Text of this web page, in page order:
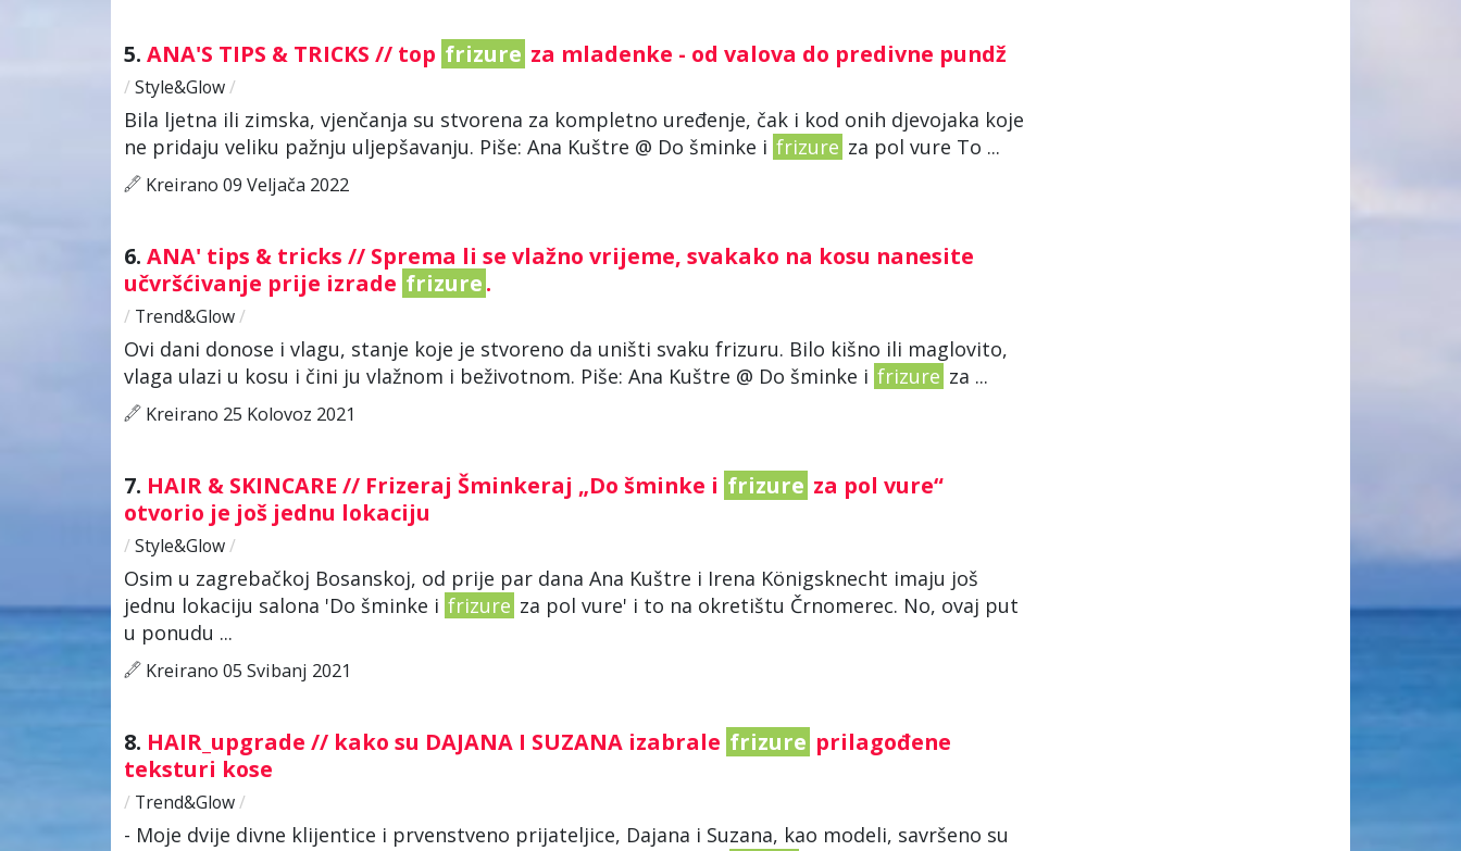
5. ANA'S TIPS & TRICKS // top frizure za mladenke - od valova do predivne pundž
/ Style&Glow/
Bila ljetna ili zimska, vjenčanja su stvorena za kompletno uređenje, čak i kod onih djevojaka koje
ne pridaju veliku pažnju uljepšavanju. Piše: Ana Kuštre @ Do šminke i frizure za pol vure To ...
Kreirano 09 Veljača 2022
6. ANA' tips & tricks // Sprema li se vlažno vrijeme, svakako na kosu nanesite
učvršćivanje prije izrade frizure.
/ Trend&Glow/
Ovi dani donose i vlagu, stanje koje je stvoreno da uništi svaku frizuru. Bilo kišno ili maglovito,
vlaga ulazi u kosu i čini ju vlažnom i beživotnom. Piše: Ana Kuštre @ Do šminke i frizure za ...
Kreirano 25 Kolovoz 2021
7. HAIR & SKINCARE // Frizeraj Šminkeraj „Do šminke i frizure za pol vure“
otvorio je još jednu lokaciju
/ Style&Glow/
Osim u zagrebačkoj Bosanskoj, od prije par dana Ana Kuštre i Irena Königsknecht imaju još
jednu lokaciju salona 'Do šminke i frizure za pol vure' i to na okretištu Črnomerec. No, ovaj put
u ponudu ...
Kreirano 05 Svibanj 2021
8. HAIR_upgrade // kako su DAJANA I SUZANA izabrale frizure prilagođene
teksturi kose
/ Trend&Glow/
- Moje dvije divne klijentice i prvenstveno prijateljice, Dajana i Suzana, kao modeli, savršeno su